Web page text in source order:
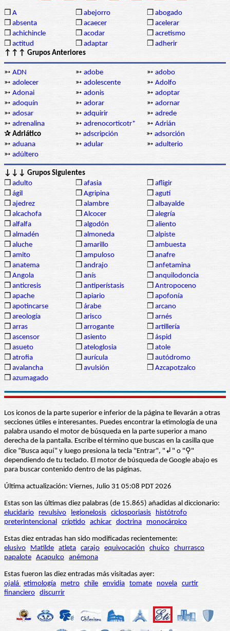
❒ A ❒ abejorro ❒ abogado
❒ absenta ❒ acaecer ❒ acelerar
❒ achichincle ❒ acodar ❒ acretismo
❒ actitud ❒ adaptar ❒ adherir
↑↑↑ Grupos Anteriores
➳ ADN ➳ adobe ➳ adobo
➳ adolecer ➳ adolescente ➳ Adolfo
➳ Adonai ➳ adonis ➳ adoptar
➳ adoquín ➳ adorar ➳ adornar
➳ adosar ➳ adquirir ➳ adrede
➳ adrenalina ➳ adrenocorticotr* ➳ Adrián
✰ Adriático
➳ adscripción ➳ adsorción
➳ aduana ➳ adular ➳ adulterio
➳ adúltero
↓↓↓ Grupos Siguientes
❒ adulto ❒ afasia ❒ afligir
❒ ágil ❒ Agripina ❒ agutí
❒ ajedrez ❒ alambre ❒ albayalde
❒ alcachofa ❒ Alcocer ❒ alegría
❒ alfalfa ❒ algodón ❒ aliento
❒ almadén ❒ almoneda ❒ alpiste
❒ aluche ❒ amarillo ❒ ambuesta
❒ amito ❒ ampuloso ❒ anafre
❒ anatema ❒ andrajo ❒ anfetamina
❒ Angola ❒ anís ❒ anquilodoncia
❒ anticresis ❒ antiperístasis ❒ Antropoceno
❒ apache ❒ apiario ❒ apofonía
❒ apotincarse ❒ árabe ❒ arcano
❒ areología ❒ arisco ❒ arnés
❒ arras ❒ arrogante ❒ artillería
❒ ascensor ❒ asiento ❒ áspid
❒ asueto ❒ ateloglosia ❒ atole
❒ atrofia ❒ aurícula ❒ autódromo
❒ avalancha ❒ avulsión ❒ Azcapotzalco
❒ azumagado
Los iconos de la parte superior e inferior de la página te llevarán a otras
secciones útiles e interesantes. Puedes encontrar la etimología de una
palabra usando el motor de búsqueda en la parte superior a mano
derecha de la pantalla. Escribe el término que buscas en la casilla que
dice “Busca aquí” y luego presiona la tecla "Entrar", "↲" o "⚲"
dependiendo de tu teclado. El motor de búsqueda de Google abajo es
para buscar contenido dentro de las páginas.
Última actualización: Viernes, Julio 31 05:08 PDT 2026
Estas son las últimas diez palabras (de 15.865) añadidas al diccionario:
elucidario
revulsivo legionelosis ciclosporiasis
histótrofo
preterintencional críptido achicar doctrina monocárpico
Estas diez entradas han sido modificadas recientemente:
elusivo
Matilde atleta carajo equivocación chuico churrasco
papalote Acapulco anémona
Estas fueron las diez entradas más visitadas ayer:
ojalá etimología metro chile envidia tomate novela curtir
financiero discurrir